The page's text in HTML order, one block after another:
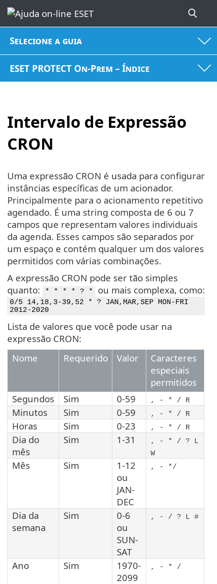
Selecione a guia
ESET PROTECT On-Prem – Índice
Intervalo de Expressão
CRON
Uma expressão CRON é usada para configurar
instâncias específicas de um acionador.
Principalmente para o acionamento repetitivo
agendado. É uma string composta de 6 ou 7
campos que representam valores individuais
da agenda. Esses campos são separados por
um espaço e contém qualquer um dos valores
permitidos com várias combinações.
A expressão CRON pode ser tão simples
quanto:
* * * * ? * ou mais complexa, como:
0/5 14,18,3-39,52 * ? JAN,MAR,SEP MON-FRI
2012-2020
Lista de valores que você pode usar na
expressão CRON:
Nome
Requerido Valor
Caracteres
especiais
permitidos
Segundos
Sim 0-59 , - * / R
Minutos Sim 0-59 , - * / R
Horas Sim 0-23 , - * / R
Dia do
mês
Sim 1-31
, - * / ? L
W
Mês Sim
1-12
ou
JAN-
DEC
, - */
Dia da
semana
Sim
0-6
ou
SUN-
SAT
, - / ? L #
Ano Sim
1970-
2099
, - * /